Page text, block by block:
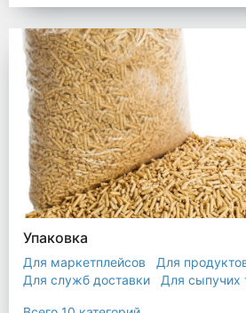
Упаковка
Для маркетплейсов
Для
Для служб доставки
Для сыпучих